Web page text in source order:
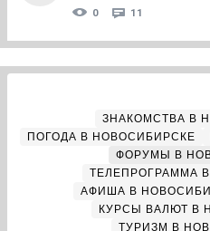
0 11
ЗНАКОМСТВА В
ПОГОДА В НОВОСИБИРСКЕ
ФОРУМЫ В
ТЕЛЕПРОГРАММА
АФИША В
КУРСЫ ВАЛЮТ В
ТУРИЗМ В